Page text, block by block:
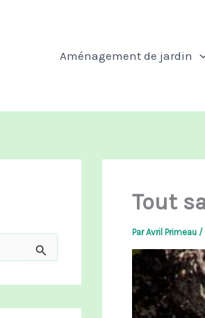
Aménagement de jardin
Tout
ParAvril Primeau /